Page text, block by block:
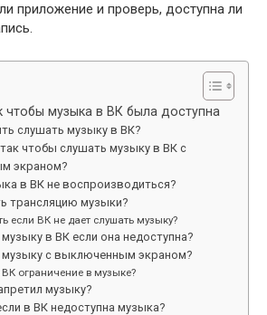
приложение и проверь, доступна ли
чтобы музыка в ВК была доступна
слушать музыку в ВК?
чтобы слушать музыку в ВК с
экраном?
в ВК не воспроизводиться?
трансляцию музыки?
если ВК не дает слушать музыку?
в ВК если она недоступна?
музыку с выключенным экраном?
ограничение в музыке?
музыку?
в ВК недоступна музыка?